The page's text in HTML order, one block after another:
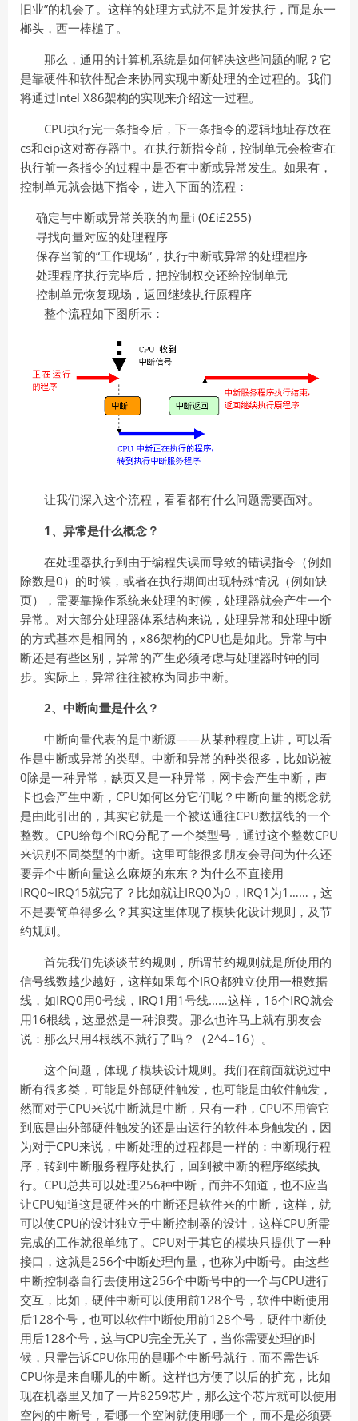
旧业”的机会了。这样的处理方式就不是并发执行，而是东一
榔头，西一棒槌了。
那么，通用的计算机系统是如何解决这些问题的呢？它
是靠硬件和软件配合来协同实现中断处理的全过程的。我们
将通过Intel X86架构的实现来介绍这一过程。
CPU执行完一条指令后，下一条指令的逻辑地址存放在
cs和eip这对寄存器中。在执行新指令前，控制单元会检查在
执行前一条指令的过程中是否有中断或异常发生。如果有，
控制单元就会抛下指令，进入下面的流程：
确定与中断或异常关联的向量i (0£i£255)
寻找向量对应的处理程序
保存当前的“工作现场”，执行中断或异常的处理程序
处理程序执行完毕后，把控制权交还给控制单元
控制单元恢复现场，返回继续执行原程序
整个流程如下图所示：
让我们深入这个流程，看看都有什么问题需要面对。
1、异常是什么概念？
在处理器执行到由于编程失误而导致的错误指令（例如
除数是0）的时候，或者在执行期间出现特殊情况（例如缺
页），需要靠操作系统来处理的时候，处理器就会产生一个
异常。对大部分处理器体系结构来说，处理异常和处理中断
的方式基本是相同的，x86架构的CPU也是如此。异常与中
断还是有些区别，异常的产生必须考虑与处理器时钟的同
步。实际上，异常往往被称为同步中断。
2、中断向量是什么？
中断向量代表的是中断源——从某种程度上讲，可以看
作是中断或异常的类型。中断和异常的种类很多，比如说被
0除是一种异常，缺页又是一种异常，网卡会产生中断，声
卡也会产生中断，CPU如何区分它们呢？中断向量的概念就
是由此引出的，其实它就是一个被送通往CPU数据线的一个
整数。CPU给每个IRQ分配了一个类型号，通过这个整数CPU
来识别不同类型的中断。这里可能很多朋友会寻问为什么还
要弄个中断向量这么麻烦的东东？为什么不直接用
IRQ0~IRQ15就完了？比如就让IRQ0为0，IRQ1为1……，这
不是要简单得多么？其实这里体现了模块化设计规则，及节
约规则。
首先我们先谈谈节约规则，所谓节约规则就是所使用的
信号线数越少越好，这样如果每个IRQ都独立使用一根数据
线，如IRQ0用0号线，IRQ1用1号线……这样，16个IRQ就会
用16根线，这显然是一种浪费。那么也许马上就有朋友会
说：那么只用4根线不就行了吗？（2^4=16）。
这个问题，体现了模块设计规则。我们在前面就说过中
断有很多类，可能是外部硬件触发，也可能是由软件触发，
然而对于CPU来说中断就是中断，只有一种，CPU不用管它
到底是由外部硬件触发的还是由运行的软件本身触发的，因
为对于CPU来说，中断处理的过程都是一样的：中断现行程
序，转到中断服务程序处执行，回到被中断的程序继续执
行。CPU总共可以处理256种中断，而并不知道，也不应当
让CPU知道这是硬件来的中断还是软件来的中断，这样，就
可以使CPU的设计独立于中断控制器的设计，这样CPU所需
完成的工作就很单纯了。CPU对于其它的模块只提供了一种
接口，这就是256个中断处理向量，也称为中断号。由这些
中断控制器自行去使用这256个中断号中的一个与CPU进行
交互，比如，硬件中断可以使用前128个号，软件中断使用
后128个号，也可以软件中断使用前128个号，硬件中断使
用后128个号，这与CPU完全无关了，当你需要处理的时
候，只需告诉CPU你用的是哪个中断号就行，而不需告诉
CPU你是来自哪儿的中断。这样也方便了以后的扩充，比如
现在机器里又加了一片8259芯片，那么这个芯片就可以使用
空闲的中断号，看哪一个空闲就使用哪一个，而不是必须要